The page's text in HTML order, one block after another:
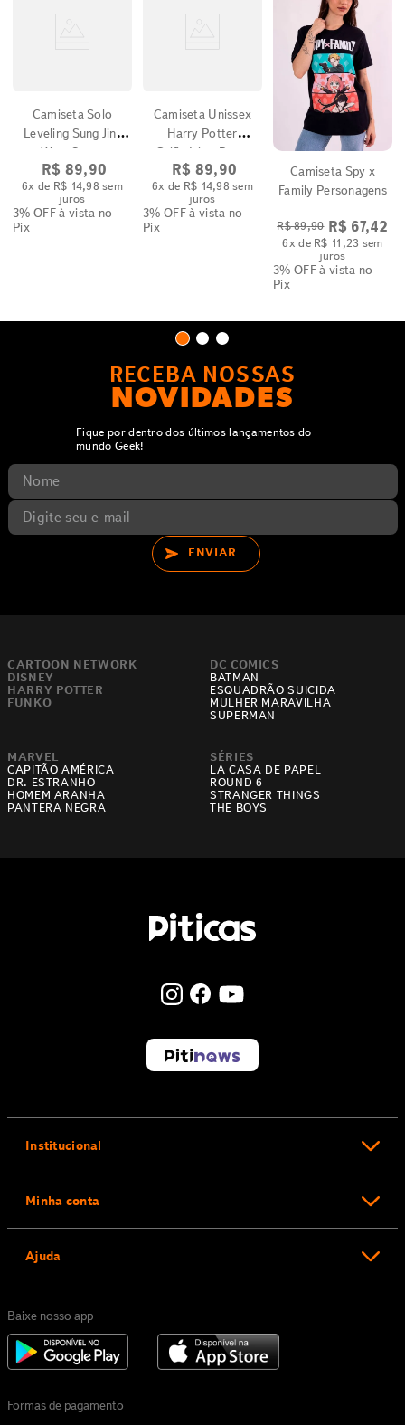
Camiseta Solo
Leveling Sung Jin-
Woo Cenas
R$ 89,90
6x de R$ 14,98 sem
juros
3% OFFà vista no
Pix
Camiseta Unissex
Harry Potter
Grifinória - Preto
R$ 89,90
6x de R$ 14,98 sem
juros
3% OFFà vista no
Pix
Camiseta Spy x
Family Personagens
R$ 89,90 R$ 67,42
6x de R$ 11 ,23 sem
juros
3% OFFà vista no
Pix
RECEBA NOSSAS
NOVIDADES
Fique por dentro dos últimos lançamentos do
mundo Geek!
ENVIAR
CARTOON NETWORK
DISNEY
HARRY POTTER
FUNKO
DC COMICS
BATMAN
ESQUADRÃO SUICIDA
MULHER MARAVILHA
SUPERMAN
MARVEL
CAPITÃO AMÉRICA
DR. ESTRANHO
HOMEM ARANHA
PANTERA NEGRA
SÉRIES
LA CASA DE PAPEL
ROUND 6
STRANGER THINGS
THE BOYS
Institucional
Minha conta
Ajuda
Baixe nosso app
Formas de pagamento